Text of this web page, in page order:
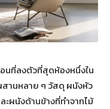
นที่ลงตัวที่สุดห้องหนึ่งใน
านหลาย ๆ วัสดุ ผนังหัว
ผนังด้านข้างที่ทำจากไม้